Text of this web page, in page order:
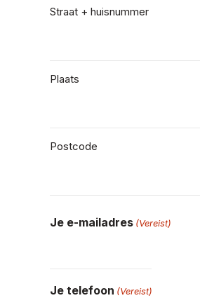
Straat + huisnummer
Plaats
Postcode
Je e-mailadres (Vereist)
Je telefoon (Vereist)